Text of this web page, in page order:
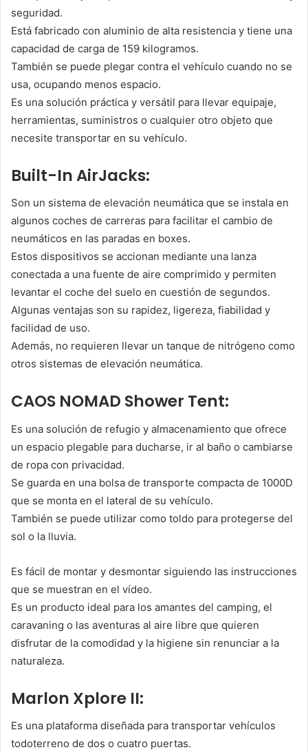
seguridad.
Está fabricado con aluminio de alta resistencia y tiene una
capacidad de carga de 159 kilogramos.
También se puede plegar contra el vehículo cuando no se
usa, ocupando menos espacio.
Es una solución práctica y versátil para llevar equipaje,
herramientas, suministros o cualquier otro objeto que
necesite transportar en su vehículo.
Built-In AirJacks:
Son un sistema de elevación neumática que se instala en
algunos coches de carreras para facilitar el cambio de
neumáticos en las paradas en boxes.
Estos dispositivos se accionan mediante una lanza
conectada a una fuente de aire comprimido y permiten
levantar el coche del suelo en cuestión de segundos.
Algunas ventajas son su rapidez, ligereza, fiabilidad y
facilidad de uso.
Además, no requieren llevar un tanque de nitrógeno como
otros sistemas de elevación neumática.
CAOS NOMAD Shower Tent:
Es una solución de refugio y almacenamiento que ofrece
un espacio plegable para ducharse, ir al baño o cambiarse
de ropa con privacidad.
Se guarda en una bolsa de transporte compacta de 1000D
que se monta en el lateral de su vehículo.
También se puede utilizar como toldo para protegerse del
sol o la lluvia.
Es fácil de montar y desmontar siguiendo las instrucciones
que se muestran en el vídeo.
Es un producto ideal para los amantes del camping, el
caravaning o las aventuras al aire libre que quieren
disfrutar de la comodidad y la higiene sin renunciar a la
naturaleza.
Marlon Xplore II:
Es una plataforma diseñada para transportar vehículos
todoterreno de dos o cuatro puertas.